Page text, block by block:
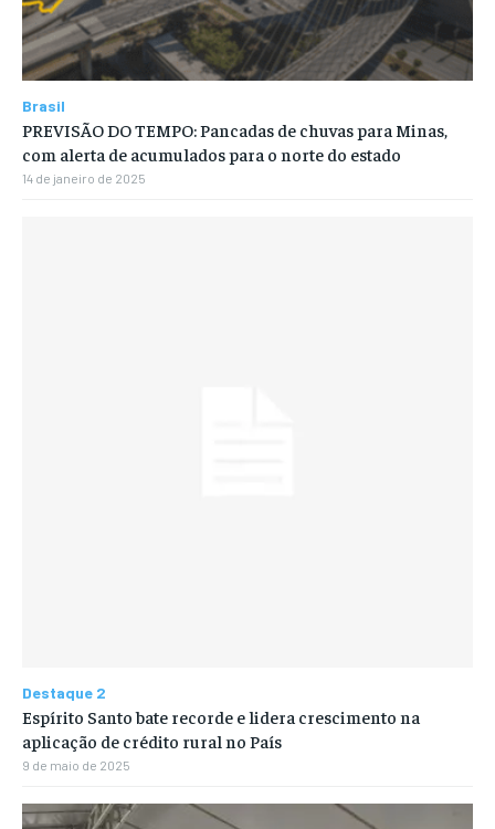
Brasil
PREVISÃO DO TEMPO: Pancadas de chuvas para Minas,
com alerta de acumulados para o norte do estado
14 de janeiro de 2025
Destaque 2
Espírito Santo bate recorde e lidera crescimento na
aplicação de crédito rural no País
9 de maio de 2025